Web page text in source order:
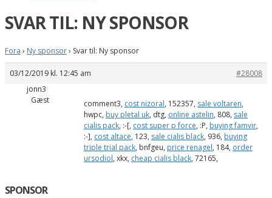
SVAR TIL: NY SPONSOR
Fora › Ny sponsor› Svar til: Ny sponsor
03/12/2019 kl. 12:45 am
#28008
jonn3
Gæst
comment3, cost nizoral, 152357, sale voltaren,
hwpc, buy pletal uk, dtg, online astelin, 808, sale
cialis pack, :-[, cost super p force, :P, buying famvir,
:-], cost altace, 123, sale cialis black, 936, buying
triple trial pack, bnfgeu, price renagel, 184, order
ursodiol, xkx, cheap cialis black, 72165,
SPONSOR